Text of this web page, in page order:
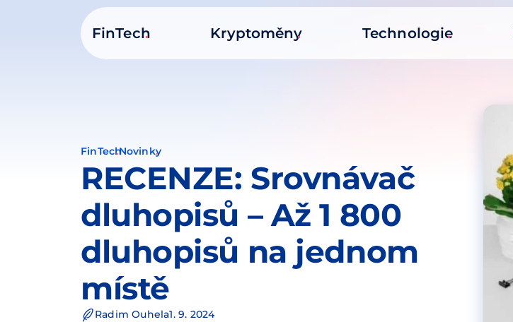
FinTech Kryptoměny Technologie
FinTechNovinky
RECENZE: Srovnávač
dluhopisů – Až 1 800
dluhopisů na jednom
místě
Radim Ouhela1. 9. 2024